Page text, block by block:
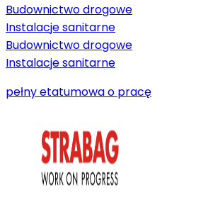
Budownictwo drogowe
Instalacje sanitarne
Budownictwo drogowe
Instalacje sanitarne
pełny etatumowa o pracę